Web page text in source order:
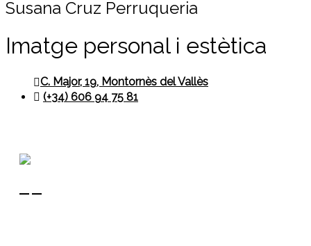
Susana Cruz Perruqueria
Imatge personal i estètica
C. Major, 19, Montornès del Vallès
(+34) 606 94 75 81